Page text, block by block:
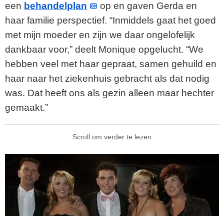
een behandelplan
op en gaven Gerda en
haar familie perspectief. “Inmiddels gaat het goed
met mijn moeder en zijn we daar ongelofelijk
dankbaar voor,” deelt Monique opgelucht. “We
hebben veel met haar gepraat, samen gehuild en
haar naar het ziekenhuis gebracht als dat nodig
was. Dat heeft ons als gezin alleen maar hechter
gemaakt.”
Scroll om verder te lezen